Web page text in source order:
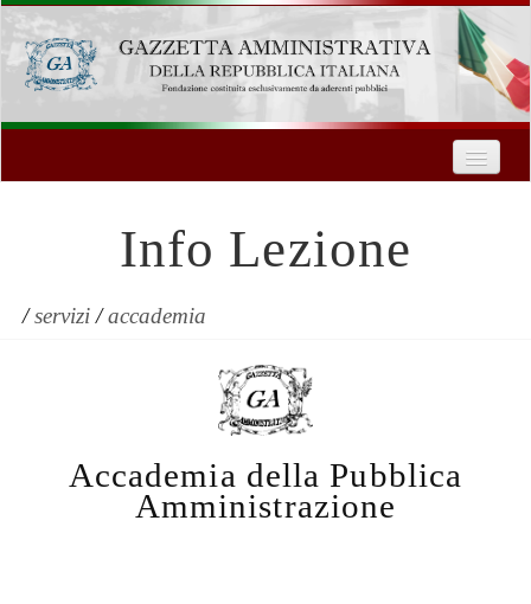
Formazione
Innovazione Tecnologica
Servizi
Contatti
| Entra
Info Lezione
/servizi/accademia
Accademia della Pubblica
Amministrazione